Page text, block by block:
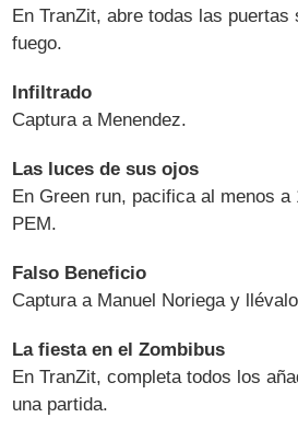
En TranZit, abre todas las puertas
fuego.
Infiltrado
Captura a Menendez.
Las luces de sus ojos
En Green run, pacifica al menos a
PEM.
Falso Beneficio
Captura a Manuel Noriega y
La fiesta en el Zombibus
En TranZit, completa todos los
una partida.